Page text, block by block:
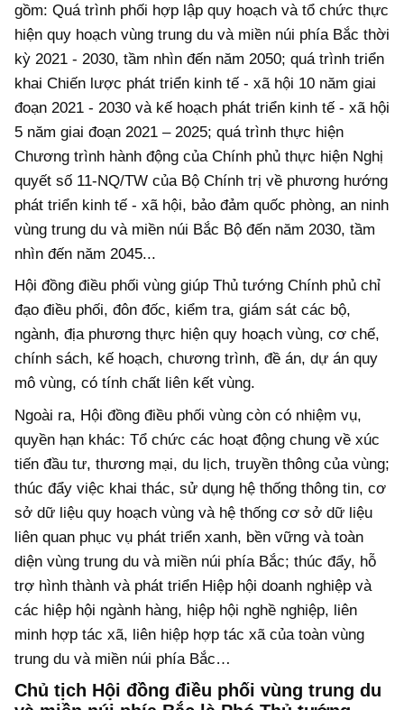
gồm: Quá trình phối hợp lập quy hoạch và tổ chức thực
hiện quy hoạch vùng trung du và miền núi phía Bắc thời
kỳ 2021 - 2030, tầm nhìn đến năm 2050; quá trình triển
khai Chiến lược phát triển kinh tế - xã hội 10 năm giai
đoạn 2021 - 2030 và kế hoạch phát triển kinh tế - xã hội
5 năm giai đoạn 2021 – 2025; quá trình thực hiện
Chương trình hành động của Chính phủ thực hiện Nghị
quyết số 11-NQ/TW của Bộ Chính trị về phương hướng
phát triển kinh tế - xã hội, bảo đảm quốc phòng, an ninh
vùng trung du và miền núi Bắc Bộ đến năm 2030, tầm
nhìn đến năm 2045...
Hội đồng điều phối vùng giúp Thủ tướng Chính phủ chỉ
đạo điều phối, đôn đốc, kiểm tra, giám sát các bộ,
ngành, địa phương thực hiện quy hoạch vùng, cơ chế,
chính sách, kế hoạch, chương trình, đề án, dự án quy
mô vùng, có tính chất liên kết vùng.
Ngoài ra, Hội đồng điều phối vùng còn có nhiệm vụ,
quyền hạn khác: Tổ chức các hoạt động chung về xúc
tiến đầu tư, thương mại, du lịch, truyền thông của vùng;
thúc đẩy việc khai thác, sử dụng hệ thống thông tin, cơ
sở dữ liệu quy hoạch vùng và hệ thống cơ sở dữ liệu
liên quan phục vụ phát triển xanh, bền vững và toàn
diện vùng trung du và miền núi phía Bắc; thúc đẩy, hỗ
trợ hình thành và phát triển Hiệp hội doanh nghiệp và
các hiệp hội ngành hàng, hiệp hội nghề nghiệp, liên
minh hợp tác xã, liên hiệp hợp tác xã của toàn vùng
trung du và miền núi phía Bắc…
Chủ tịch Hội đồng điều phối vùng trung du